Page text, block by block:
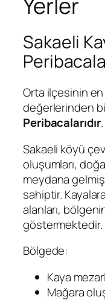
Sakaeli
Orta ilçesinin
değerlerinden
Peribacalarıdır.
Sakaeli köyü
oluşumları,
meydana
sahiptir.
alanları,
göstermektedir.
Bölgede:
Kaya
Mağara